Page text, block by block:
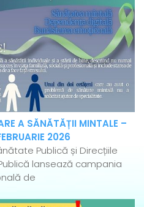
A SĂNĂTĂȚII MINTALE –
2026
Publică și Direcțiile
lansează campania
de